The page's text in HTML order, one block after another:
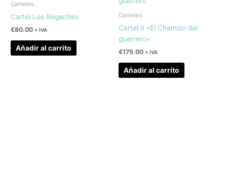
Carteles
Cartel Los Regaches
€80.00 + IVA
Añadir al carrito
Carteles
Cartel II «El Chamizo del
guerrero»
€175.00 + IVA
Añadir al carrito